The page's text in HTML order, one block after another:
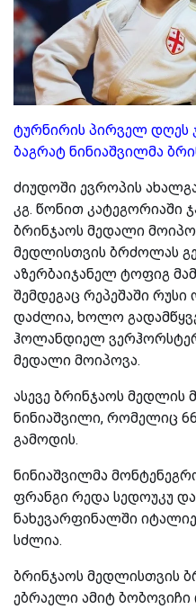
ტურნირის პირველ დღეს
ბაგრატ ნინიაშვილმა
ძიუდოში ევროპის
კგ. წონით კატეგორიაში
ბრინჯაოს მედალი
მედლისთვის ბრძოლას
აზერბაიჯანელ ტოფიგ
შემდეგაც რეპეშაში
დაძლია, ხოლო
ჰოლანდიელ
მედალი მოიპოვა.
ასევე ბრინჯაოს
ნინიაშვილი, რომელიც
გამოდის.
ნინიაშვილმა
ფრანგი რედა სედოუკუ
ნახევარფინალში
სძლია.
ბრინჯაოს მედლისთვის
ებრაელი ამიტ ბობოვიჩი